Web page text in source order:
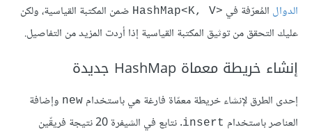
الدوال المُعرّفة في HashMap<K, V>‎ ضمن المكتبة القياسية، ولكن
عليك التحقق من توثيق المكتبة القياسية إذا أردت المزيد من التفاصيل.
إنشاء خريطة معماة HashMap جديدة
إحدى الطرق لإنشاء خريطة معمّاة فارغة هي باستخدام new وإضافة
العناصر باستخدام insert
. نتابع في الشيفرة 20 نتيجة فريقّين